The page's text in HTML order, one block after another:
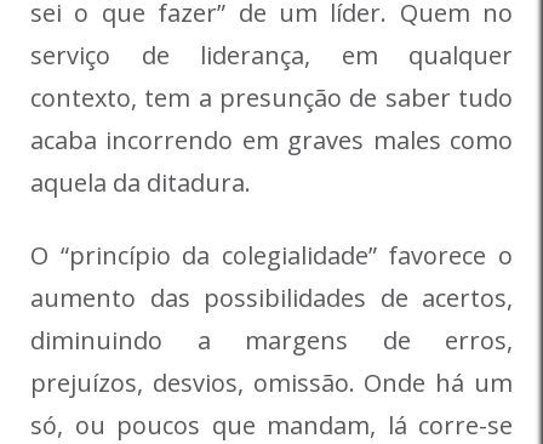
sei o que fazer” de um líder. Quem no
serviço de liderança, em qualquer
contexto, tem a presunção de saber tudo
acaba incorrendo em graves males como
aquela da ditadura.
O “princípio da colegialidade” favorece o
aumento das possibilidades de acertos,
diminuindo a margens de erros,
prejuízos, desvios, omissão. Onde há um
só, ou poucos que mandam, lá corre-se